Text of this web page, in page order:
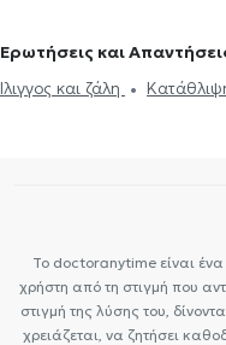
Ερωτήσεις και
Ίλιγγος και ζάλη
Το doctoranytime είναι
χρήστη από τη στιγμή που
στιγμή της λύσης του,
χρειάζεται, να ζητήσει